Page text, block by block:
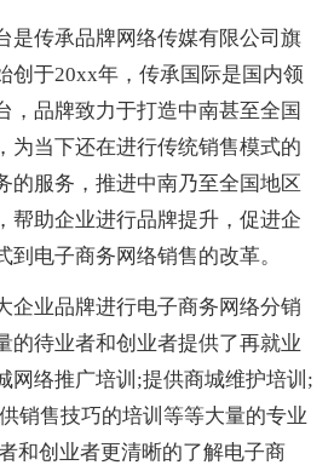
传承品牌网络传媒有限公司旗
创于20xx年，传承国际是国内领
，品牌致力于打造中南甚至全国
为当下还在进行传统销售模式的
的服务，推进中南乃至全国地区
帮助企业进行品牌提升，促进企
到电子商务网络销售的改革。
业品牌进行电子商务网络分销
的待业者和创业者提供了再就业
网络推广培训;提供商城维护培训;
销售技巧的培训等等大量的专业
和创业者更清晰的了解电子商